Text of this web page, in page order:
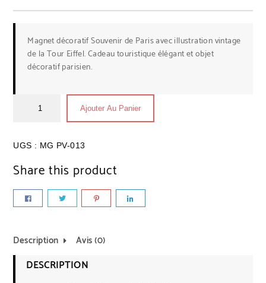
Magnet décoratif Souvenir de Paris avec illustration vintage
de la Tour Eiffel. Cadeau touristique élégant et objet
décoratif parisien.
Ajouter Au Panier
UGS : MG PV-013
Share this product
Description Avis (0)
DESCRIPTION